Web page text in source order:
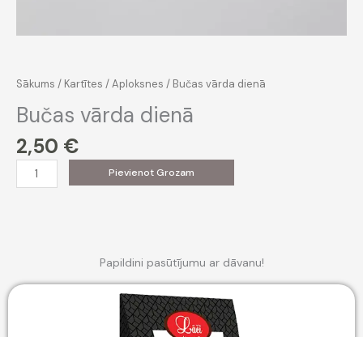
Sākums / Kartītes /Aploksnes / Bučas vārda dienā
Bučas vārda dienā
2,50 €
Bučas
vārda
Pievienot Grozam
Papildini pasūtījumu ar dāvanu!